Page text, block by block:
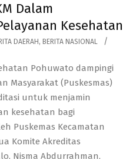
Dalam
Kesehatan
DAERAH , BERITA NASIONAL
Pohuwato dampingi
Masyarakat (Puskesmas)
untuk menjamin
kesehatan bagi
Puskemas Kecamatan
Komite Akreditas
Nisma Abdurrahman,